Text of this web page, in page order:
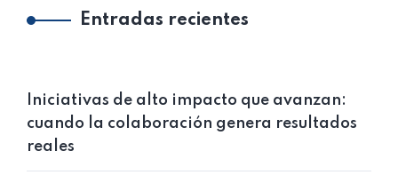
Entradas recientes
Iniciativas de alto impacto que avanzan:
cuando la colaboración genera resultados
reales